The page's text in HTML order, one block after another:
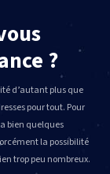
?
d’autant plus que
pour tout. Pour
bien quelques
la possibilité
trop peu nombreux.